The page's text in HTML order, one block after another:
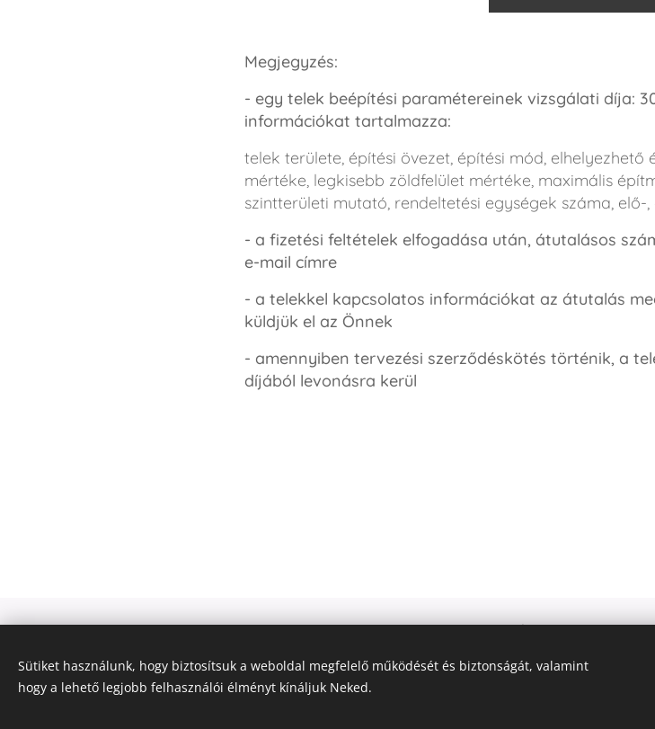
Megjegyzés:
- egy telek beépítési paramétereinek vizsgálati díja:
információkat tartalmazza:
telek területe, építési övezet, építési mód,
mértéke, legkisebb zöldfelület mértéke, maximális
szintterületi mutató, rendeltetési egységek száma,
- a fizetési feltételek elfogadása után, átutalásos
e-mail címre
- a telekkel kapcsolatos információkat az átutalás
küldjük el az Önnek
- amennyiben tervezési szerződéskötés történik, a
díjából levonásra kerül
lineART Építészet, Debrecen.,
Sütiket használunk, hogy biztosítsuk a weboldal megfelelő működését és biztonságát, valamint
hogy a lehető legjobb felhasználói élményt kínáljuk Neked.